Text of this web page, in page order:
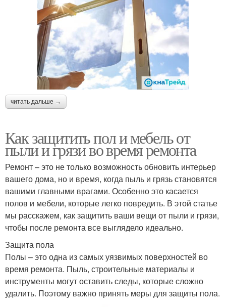
читать дальше →
Как защитить пол и мебель от
пыли и грязи во время ремонта
Ремонт – это не только возможность обновить интерьер
вашего дома, но и время, когда пыль и грязь становятся
вашими главными врагами. Особенно это касается
полов и мебели, которые легко повредить. В этой статье
мы расскажем, как защитить ваши вещи от пыли и грязи,
чтобы после ремонта все выглядело идеально.
Защита пола
Полы – это одна из самых уязвимых поверхностей во
время ремонта. Пыль, строительные материалы и
инструменты могут оставить следы, которые сложно
удалить. Поэтому важно принять меры для защиты пола.